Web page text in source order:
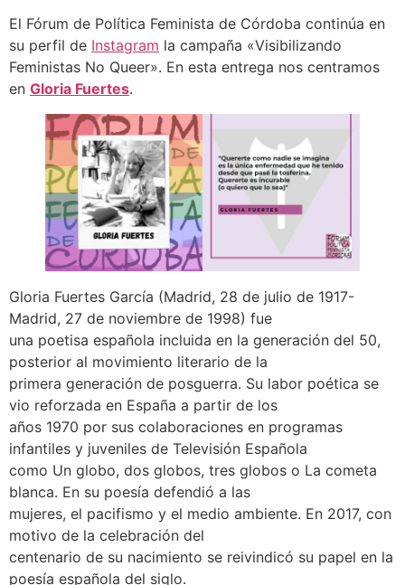
El Fórum de Política Feminista de Córdoba continúa en
su perfil de Instagram la campaña «Visibilizando
Feministas No Queer». En esta entrega nos centramos
en Gloria Fuertes.
Gloria Fuertes García (Madrid, 28 de julio de 1917-
Madrid, 27 de noviembre de 1998) fue
una poetisa española incluida en la generación del 50,
posterior al movimiento literario de la
primera generación de posguerra. Su labor poética se
vio reforzada en España a partir de los
años 1970 por sus colaboraciones en programas
infantiles y juveniles de Televisión Española
como Un globo, dos globos, tres globos o La cometa
blanca. En su poesía defendió a las
mujeres, el pacifismo y el medio ambiente. En 2017, con
motivo de la celebración del
centenario de su nacimiento se reivindicó su papel en la
poesía española del siglo.